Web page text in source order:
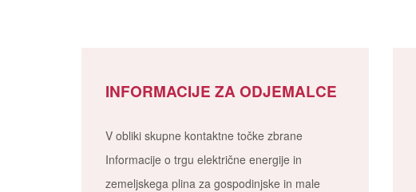
INFORMACIJE ZA ODJEMALCE
V obliki skupne kontaktne točke zbrane
Informacije o trgu električne energije in
zemeljskega plina za gospodinjske in male